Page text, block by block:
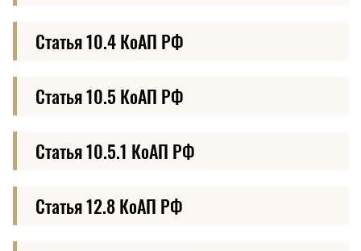
Статья 10.4 КоАП РФ
Статья 10.5 КоАП РФ
Статья 10.5.1 КоАП РФ
Статья 12.8 КоАП РФ